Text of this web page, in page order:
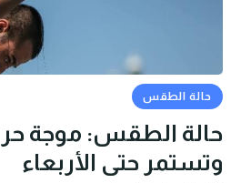
حالة الطقس
حالة الطقس: موجة حر
وتستمر حتى الأربعاء